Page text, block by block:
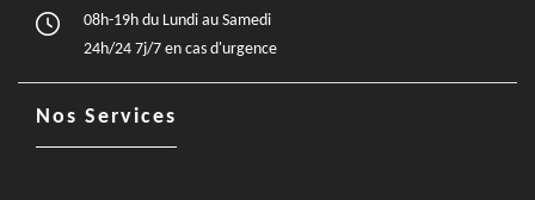
08h-19h du Lundi au Samedi
24h/24 7j/7 en cas d'urgence
Nos Services